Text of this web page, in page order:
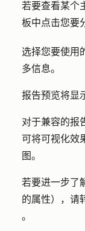
若要查看某个
板中点击您要
选择您要使用
多信息。
报告预览将显
对于兼容的报
可将可视化效
图。
若要进一步了
的属性），请
。